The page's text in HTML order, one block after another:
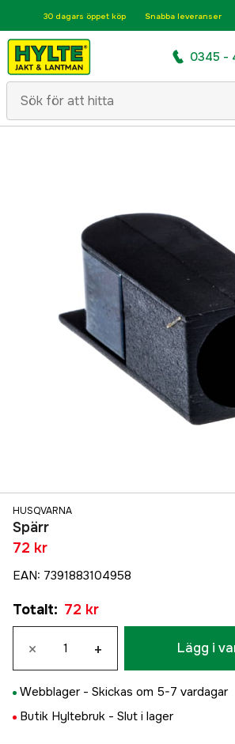
30 dagars öppet köp Snabba leveranser
0345 -
HUSQVARNA
Spärr
72 kr
EAN: 7391883104958
Totalt: 72 kr
× + Lägg i
Webblager - Skickas om 5-7 vardagar
Butik Hyltebruk - Slut i lager